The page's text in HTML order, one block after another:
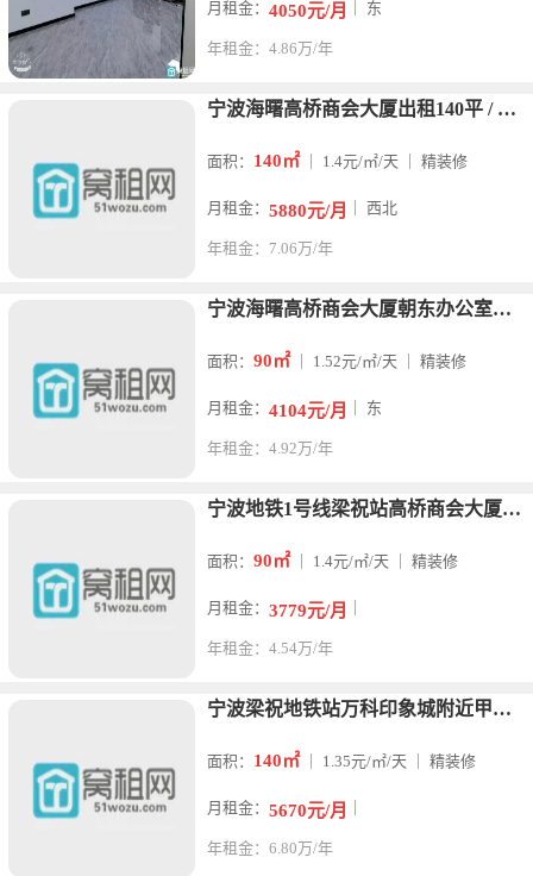
月租金： 4050元/月 ｜ 东
年租金：4.86万/年
宁波海曙高桥商会大厦出租140平 / 西北朝向办公室
面积： 140㎡｜ 1.4元/㎡/天 ｜ 精装修
月租金： 5880元/月 ｜ 西北
年租金：7.06万/年
宁波海曙高桥商会大厦朝东办公室出租面积90平装修：精装交付、
面积： 90㎡｜ 1.52元/㎡/天 ｜ 精装修
月租金： 4104元/月 ｜ 东
年租金：4.92万/年
宁波地铁1号线梁祝站高桥商会大厦90平全新精装一隔间，可配家
面积： 90㎡｜ 1.4元/㎡/天 ｜ 精装修
月租金： 3779元/月
年租金：4.54万/年
宁波梁祝地铁站万科印象城附近甲级写字楼高桥商会大厦140平
面积： 140㎡｜ 1.35元/㎡/天 ｜ 精装修
月租金： 5670元/月
年租金：6.80万/年